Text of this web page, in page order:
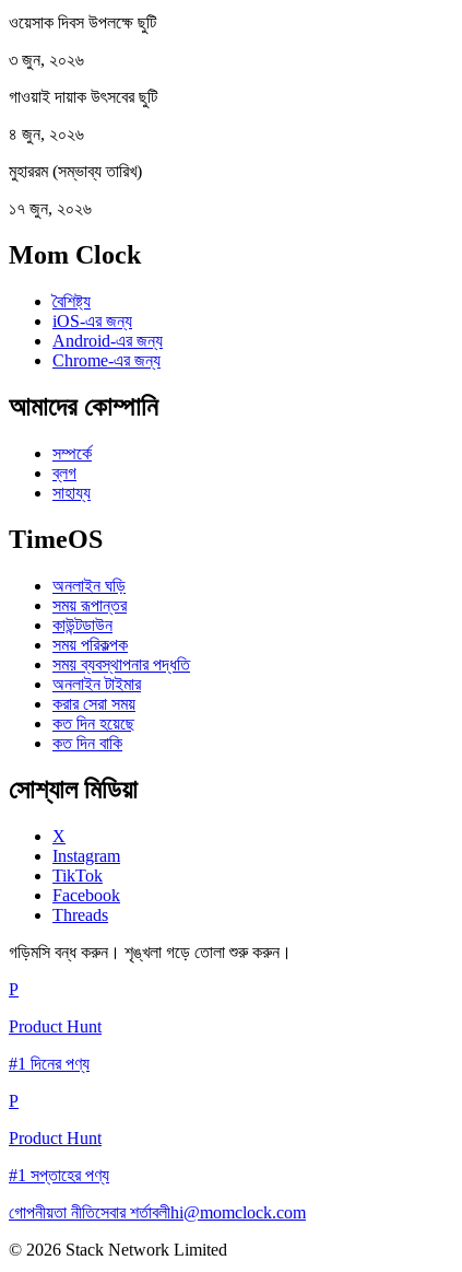
ওয়েসাক দিবস উপলক্ষে ছুটি
৩ জুন, ২০২৬
গাওয়াই দায়াক উৎসবের ছুটি
৪ জুন, ২০২৬
মুহাররম (সম্ভাব্য তারিখ)
১৭ জুন, ২০২৬
Mom Clock
বৈশিষ্ট্য
iOS-এর জন্য
Android-এর জন্য
Chrome-এর জন্য
আমাদের কোম্পানি
সম্পর্কে
ব্লগ
সাহায্য
TimeOS
অনলাইন ঘড়ি
সময় রূপান্তর
কাউন্টডাউন
সময় পরিকল্পক
সময় ব্যবস্থাপনার পদ্ধতি
অনলাইন টাইমার
করার সেরা সময়
কত দিন হয়েছে
কত দিন বাকি
সোশ্যাল মিডিয়া
X
Instagram
TikTok
Facebook
Threads
গড়িমসি বন্ধ করুন। শৃঙ্খলা গড়ে তোলা শুরু করুন।
P
Product Hunt
#1 দিনের পণ্য
P
Product Hunt
#1 সপ্তাহের পণ্য
গোপনীয়তা নীতিসেবার শর্তাবলীhi@momclock.com
© 2026 Stack Network Limited